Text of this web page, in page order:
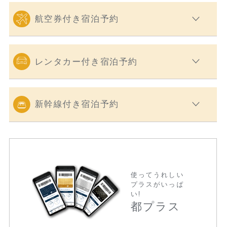
航空券付き宿泊予約
レンタカー付き宿泊予約
新幹線付き宿泊予約
使ってうれしい
プラスがいっぱ
い!
都プラス